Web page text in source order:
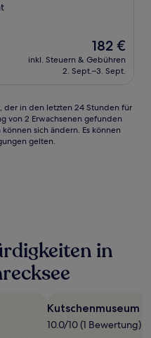
Der
Preis
beträgt
182 €
inkl. Steuern & Gebühren
2. Sept.–3. Sept.
der in den letzten 24 Stunden für
von 2 Erwachsenen gefunden
sich ändern. Es können
gelten.
in
Kutschenmuseum
10.0/10 (1 Bewertung)